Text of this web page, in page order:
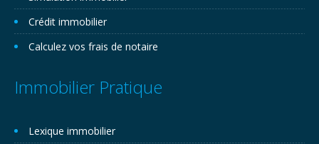
Crédit immobilier
Calculez vos frais de notaire
Immobilier Pratique
Lexique immobilier